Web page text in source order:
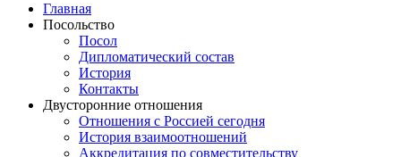
Главная
Посольство
Посол
Дипломатический состав
История
Контакты
Двусторонние отношения
Отношения с Россией сегодня
История взаимоотношений
Аккредитация по совместительству